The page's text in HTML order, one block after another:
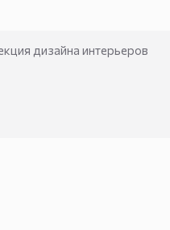
дизайна интерьеров